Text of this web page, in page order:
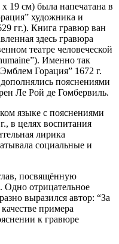
19 см) была напечатана в
художника и
гг.). Книга гравюр ван
здесь гравюра
театре человеческой
Именно так
Горация” 1672 г.
пояснениями
Ле Рой де Гомбервиль.
языке с пояснениями
в целях воспитания
лирика
социальные и
посвящённую
Одно отрицательное
выразился автор: “За
примера
к гравюре